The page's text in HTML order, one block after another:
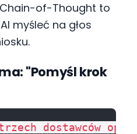
of-Thought to
myśleć na głos
"Pomyśl krok
dostawców